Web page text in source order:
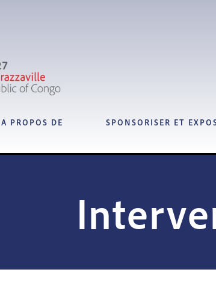
A PROPOS DE SPONSORISER ET